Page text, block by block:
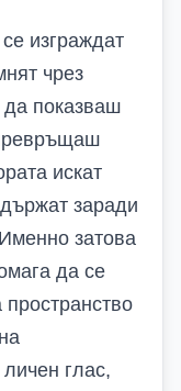
изграждат
чрез
да показваш
искат
заради
затова
да се
личен глас,